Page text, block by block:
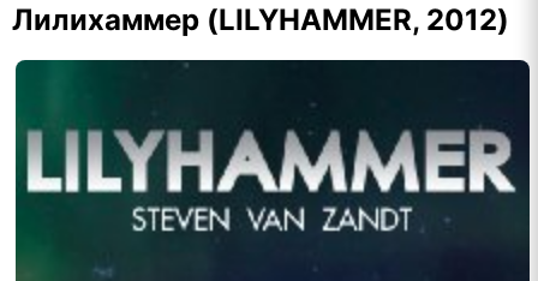
Лилихаммер (LILYHAMMER, 2012)